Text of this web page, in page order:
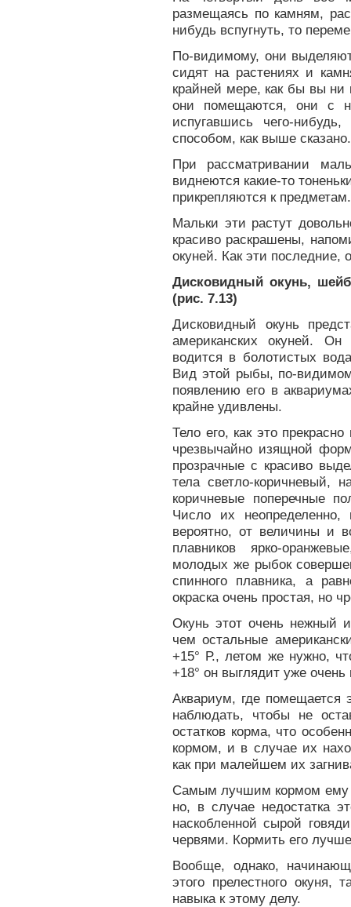
размещаясь по камням,
нибудь вспугнуть, то
По-видимому, они
сидят на растениях и
крайней мере, как бы вы ни
они помещаются, они с
испугавшись чего-
способом, как выше сказано.
При рассматривании
виднеются какие-то
прикрепляются к предметам.
Мальки эти растут
красиво раскрашены,
окуней. Как эти последние,
Дисковидный окунь,
(рис. 7.13)
Дисковидный окунь
американских окуней.
водится в болотистых
Вид этой рыбы, по-
появлению его в
крайне удивлены.
Тело его, как это
чрезвычайно изящной
прозрачные с красиво
тела светло-коричневый,
коричневые поперечные
Число их
вероятно, от величины и
плавников ярко-
молодых же рыбок
спинного плавника, а
окраска очень простая, но
Окунь этот очень нежный
чем остальные
+15° Р., летом же нужно,
+18° он выглядит уже
Аквариум, где помещается
наблюдать, чтобы не
остатков корма, что
кормом, и в случае их
как при малейшем их
Самым лучшим кормом ему
но, в случае недостатка
наскобленной сырой
червями. Кормить его
Вообще, однако,
этого прелестного окуня,
навыка к этому делу.